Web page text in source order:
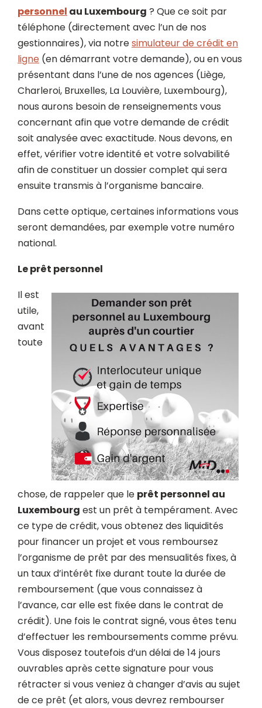
personnel au Luxembourg ? Que ce soit par
téléphone (directement avec l’un de nos
gestionnaires), via notresimulateur de crédit en
ligne (en démarrant votre demande), ou en vous
présentant dans l’une de nos agences (Liège,
Charleroi, Bruxelles, La Louvière, Luxembourg),
nous aurons besoin de renseignements vous
concernant afin que votre demande de crédit
soit analysée avec exactitude. Nous devons, en
effet, vérifier votre identité et votre solvabilité
afin de constituer un dossier complet qui sera
ensuite transmis à l’organisme bancaire.
Dans cette optique, certaines informations vous
seront demandées, par exemple votre numéro
national.
Le prêt personnel
Il est
utile,
avant
toute
chose, de rappeler que le prêt personnel au
Luxembourg est un prêt à tempérament. Avec
ce type de crédit, vous obtenez des liquidités
pour financer un projet et vous remboursez
l’organisme de prêt par des mensualités fixes, à
un taux d’intérêt fixe durant toute la durée de
remboursement (que vous connaissez à
l’avance, car elle est fixée dans le contrat de
crédit). Une fois le contrat signé, vous êtes tenu
d’effectuer les remboursements comme prévu.
Vous disposez toutefois d’un délai de 14 jours
ouvrables après cette signature pour vous
rétracter si vous veniez à changer d’avis au sujet
de ce prêt (et alors, vous devrez rembourser